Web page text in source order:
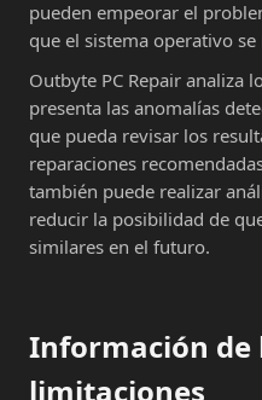
pueden empeorar el
que el sistema operativo se
Outbyte PC Repair analiza
presenta las anomalías
que pueda revisar los
reparaciones
también puede realizar
reducir la posibilidad de
similares en el futuro.
Información de
limitaciones